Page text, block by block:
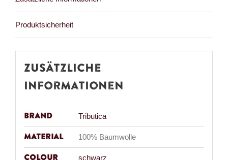
Produktsicherheit
Zusätzliche
Informationen
Brand Tributica
Material 100% Baumwolle
Colour schwarz